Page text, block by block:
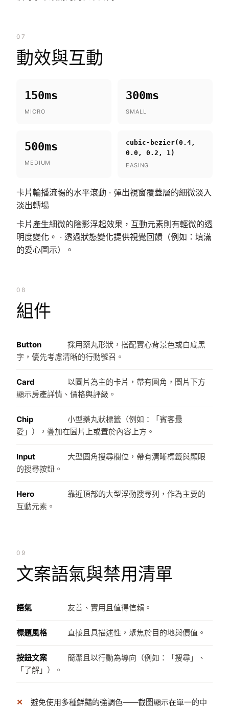
07
動效與互動
150ms
MICRO
300ms
SMALL
500ms
MEDIUM
cubic-bezier(0.4,
0.0, 0.2, 1)
EASING
卡片輪播流暢的水平滾動 · 彈出視窗覆蓋層的細微淡入
淡出轉場
卡片產生細微的陰影浮起效果，互動元素則有輕微的透
明度變化。 · 透過狀態變化提供視覺回饋（例如：填滿
的愛心圖示）。
08
組件
Button
採用藥丸形狀，搭配實心背景色或白底黑
字，優先考慮清晰的行動號召。
Card
以圖片為主的卡片，帶有圓角，圖片下方
顯示房產詳情、價格與評級。
Chip
小型藥丸狀標籤（例如：「賓客最
愛」），疊加在圖片上或置於內容上方。
Input
大型圓角搜尋欄位，帶有清晰標籤與顯眼
的搜尋按鈕。
Hero
靠近頂部的大型浮動搜尋列，作為主要的
互動元素。
09
文案語氣與禁用清單
語氣 友善、實用且值得信賴。
標題風格 直接且具描述性，聚焦於目的地與價值。
按鈕文案
簡潔且以行動為導向（例如：「搜尋」、
「了解」）。
避免使用多種鮮豔的強調色——截圖顯示在單一的中